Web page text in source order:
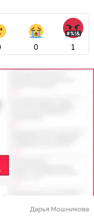
0 1
Дарья Мошникова